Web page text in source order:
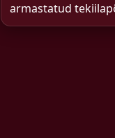
armastatud